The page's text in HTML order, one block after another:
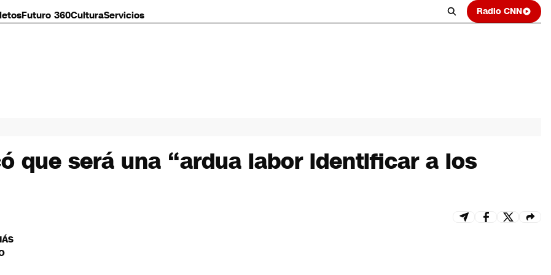
Futuro 360CulturaServicios Radio CNN
que será una “ardua labor identificar a los